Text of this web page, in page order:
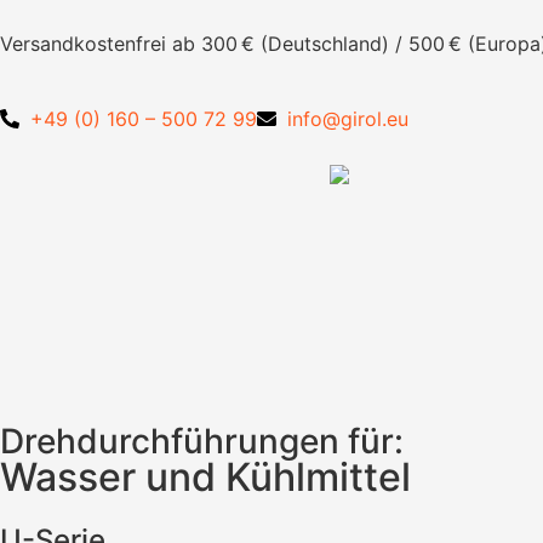
Versandkostenfrei ab 300 € (Deutschland) / 500 €
+49 (0) 160 – 500 72 99 info@girol.eu
Drehdurchführungen für:
Wasser und Kühlmittel